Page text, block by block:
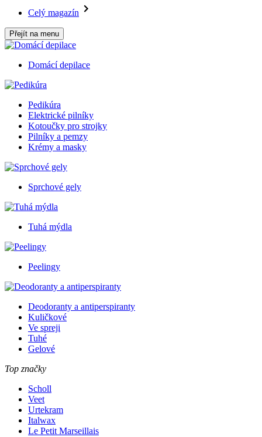
Celý magazín
Přejít na menu
Domácí depilace
Pedikúra
Elektrické pilníky
Kotoučky pro strojky
Pilníky a pemzy
Krémy a masky
Sprchové gely
Tuhá mýdla
Peelingy
Deodoranty a antiperspiranty
Kuličkové
Ve spreji
Tuhé
Gelové
Top značky
Scholl
Veet
Urtekram
Italwax
Le Petit Marseillais